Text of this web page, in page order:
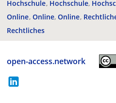
Hochschule Hochschule
Online Online Online
Rechtliches
open-access.network